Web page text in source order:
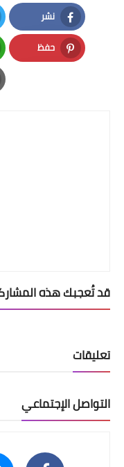
نشر
Facebook
حفظ
Pinterest
قد تُعجبك هذه
تعليقات
التواصل الإجتماعي